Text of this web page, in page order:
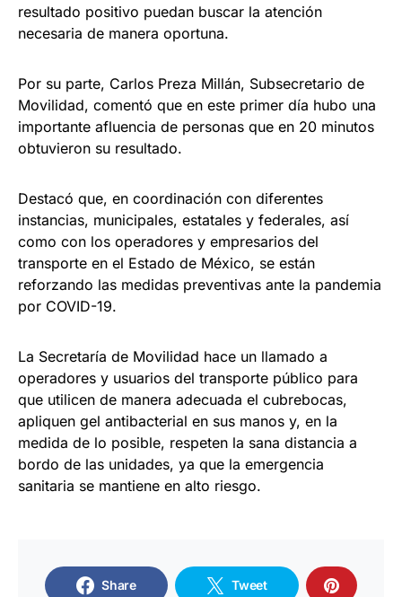
resultado positivo puedan buscar la atención
necesaria de manera oportuna.
Por su parte, Carlos Preza Millán, Subsecretario de
Movilidad, comentó que en este primer día hubo una
importante afluencia de personas que en 20 minutos
obtuvieron su resultado.
Destacó que, en coordinación con diferentes
instancias, municipales, estatales y federales, así
como con los operadores y empresarios del
transporte en el Estado de México, se están
reforzando las medidas preventivas ante la pandemia
por COVID-19.
La Secretaría de Movilidad hace un llamado a
operadores y usuarios del transporte público para
que utilicen de manera adecuada el cubrebocas,
apliquen gel antibacterial en sus manos y, en la
medida de lo posible, respeten la sana distancia a
bordo de las unidades, ya que la emergencia
sanitaria se mantiene en alto riesgo.
Share Tweet